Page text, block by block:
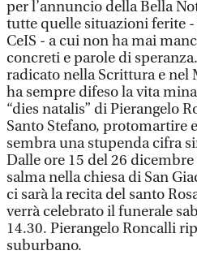
per l’annuncio della Bella
tutte quelle situazioni ferite -
CeIS - a cui non ha mai
concreti e parole di
radicato nella Scrittura e nel
ha sempre difeso la vita
“dies natalis” di Pierangelo
Santo Stefano, protomartire
sembra una stupenda cifra
Dalle ore 15 del 26
salma nella chiesa di San
ci sarà la recita del santo
verrà celebrato il funerale
14.30. Pierangelo Roncalli
suburbano.